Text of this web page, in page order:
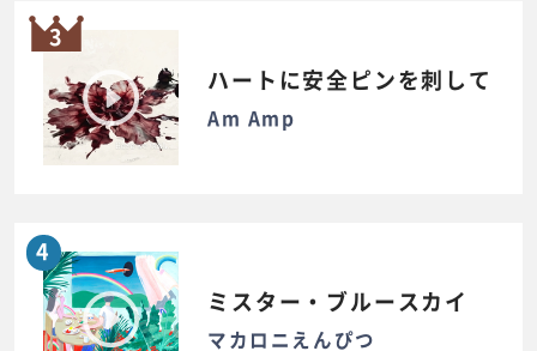
3
ハートに安全ピンを刺して
Am Amp
4
ミスター・ブルースカイ
マカロニえんぴつ